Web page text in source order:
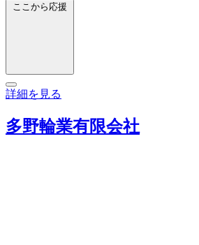
ここから応援
詳細を見る
多野輪業有限会社